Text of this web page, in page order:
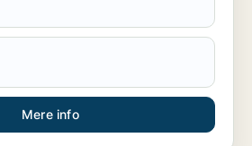
Mere info